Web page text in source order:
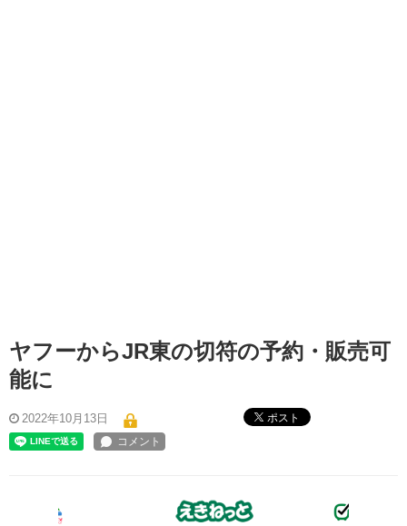
ヤフーからJR東の切符の予約・販売可
能に
2022年10月13日 ポスト